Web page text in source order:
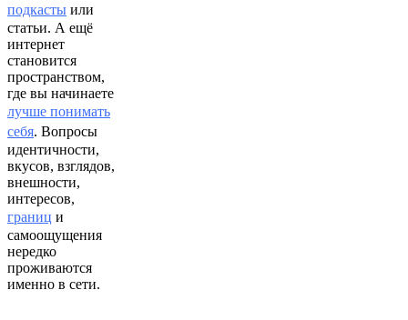
подкасты или
статьи. А ещё
интернет
становится
пространством,
где вы начинаете
лучше понимать
себя. Вопросы
идентичности,
вкусов, взглядов,
внешности,
интересов,
границ и
самоощущения
нередко
проживаются
именно в сети.